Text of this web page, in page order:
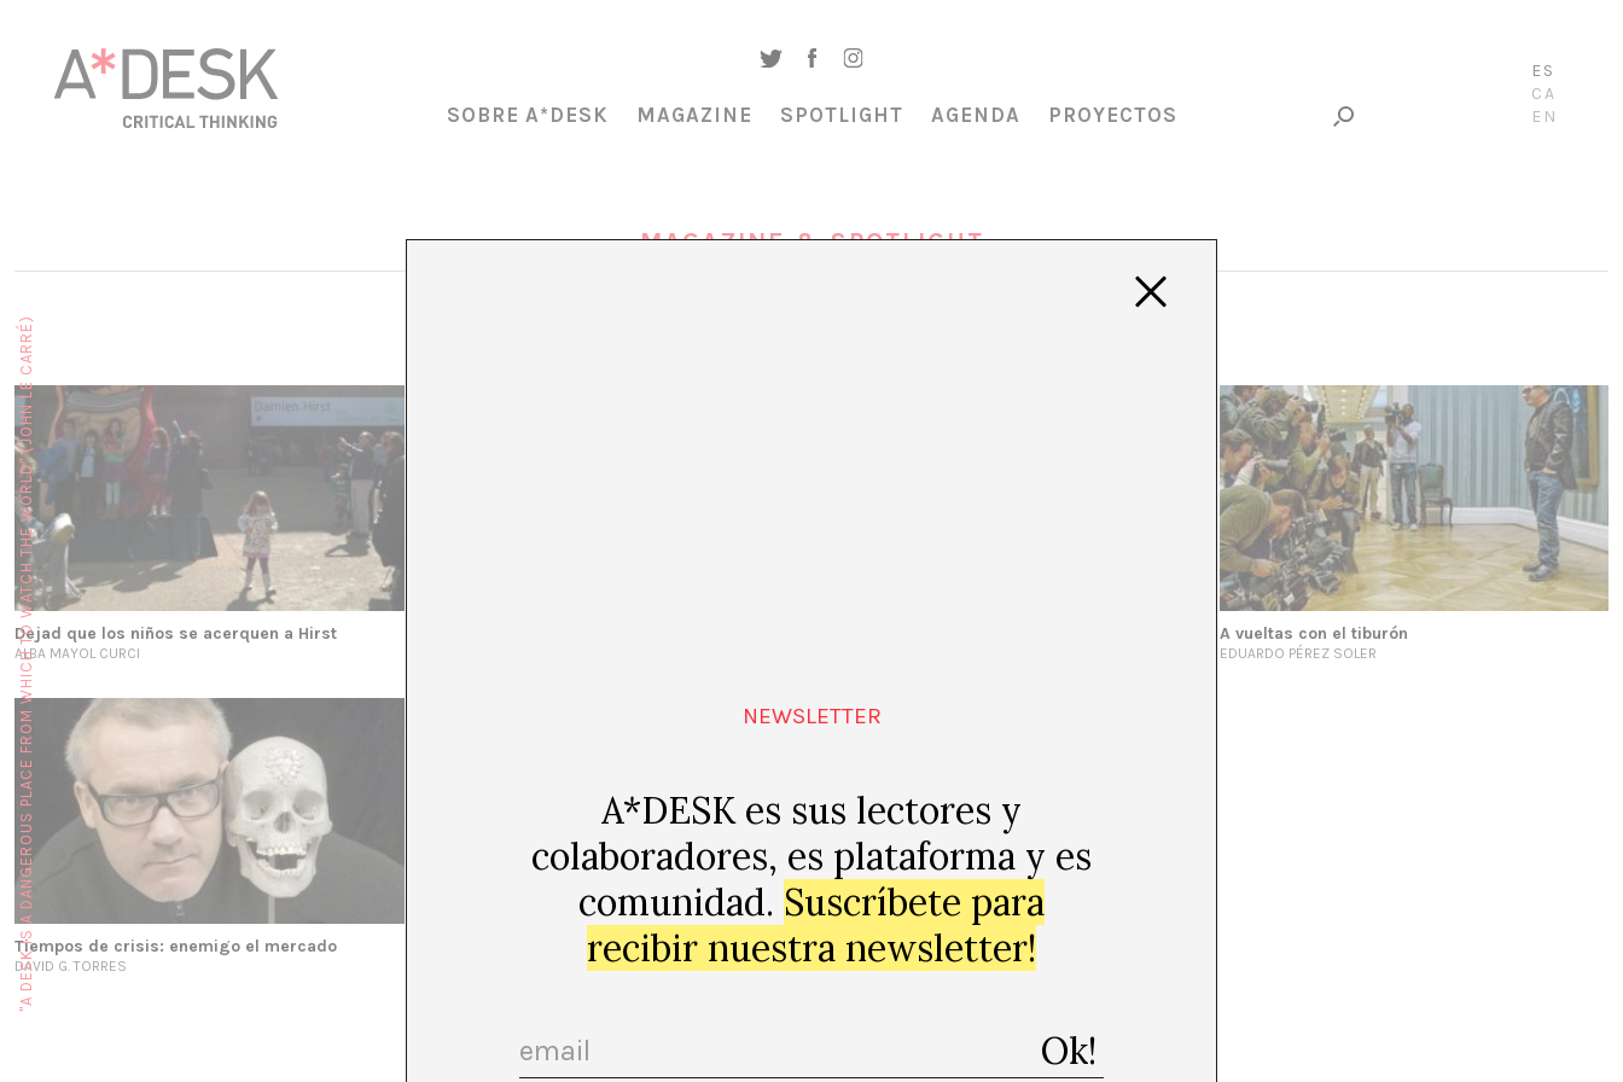
ES
CA
EN
SOBRE A*DESK MAGAZINE SPOTLIGHT AGENDA PROYECTOS
MAGAZINE & SPOTLIGHT
Dejad que los niños se acerquen a Hirst
ALBA MAYOL CURCI
A vueltas con el tiburón
EDUARDO PÉREZ SOLER
Tiempos de crisis: enemigo el mercado
DAVID G. TORRES
NEWSLETTER
A*DESK es sus lectores y
colaboradores, es plataforma y es
comunidad. Suscríbete para
recibir nuestra newsletter!
"A DESK IS A DANGEROUS PLACE FROM WHICH TO WATCH THE WORLD" (JOHN LE CARRÉ)